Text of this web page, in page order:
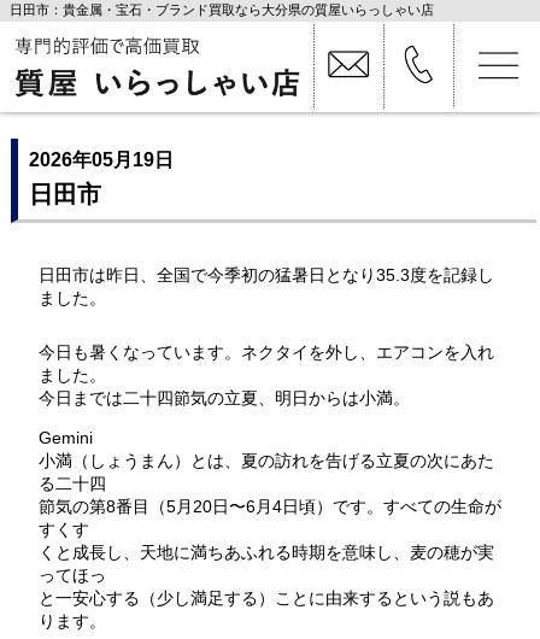
日田市：貴金属・宝石・ブランド買取なら大分県の質屋いらっしゃい店
2026年05月19日
日田市
日田市は昨日、全国で今季初の猛暑日となり35.3度を記録し
ました。
今日も暑くなっています。ネクタイを外し、エアコンを入れ
ました。
今日までは二十四節気の立夏、明日からは小満。
Gemini
小満（しょうまん）とは、夏の訪れを告げる立夏の次にあた
る二十四
節気の第8番目（5月20日〜6月4日頃）です。すべての生命が
すくす
くと成長し、天地に満ちあふれる時期を意味し、麦の穂が実
ってほっ
と一安心する（少し満足する）ことに由来するという説もあ
ります。